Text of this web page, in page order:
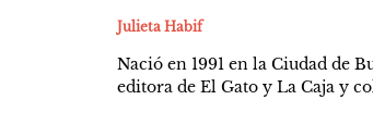
Julieta Habif
Nació en 1991 en la Ciudad de
editora de El Gato y La Caja y